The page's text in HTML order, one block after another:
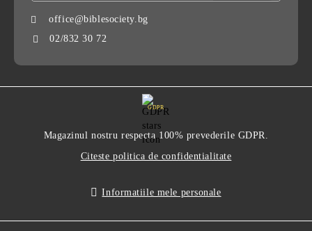
office@biblesociety.bg
02/832 30 72
GDPR
Magazinul nostru respecta 100% prevederile GDPR.
Citeste politica de confidentialitate
Informatiile mele personale